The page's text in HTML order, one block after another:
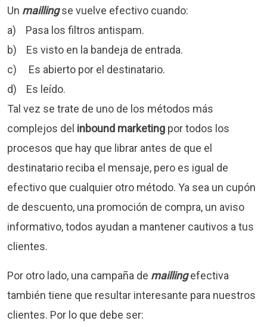
Un maillingse vuelve efectivo cuando:
a) Pasa los filtros antispam.
b) Es visto en la bandeja de entrada.
c) Es abierto por el destinatario.
d) Es leído.
Tal vez se trate de uno de los métodos más
complejos del inbound marketing por todos los
procesos que hay que librar antes de que el
destinatario reciba el mensaje, pero es igual de
efectivo que cualquier otro método. Ya sea un cupón
de descuento, una promoción de compra, un aviso
informativo, todos ayudan a mantener cautivos a tus
clientes.
Por otro lado, una campaña de maillingefectiva
también tiene que resultar interesante para nuestros
clientes. Por lo que debe ser: